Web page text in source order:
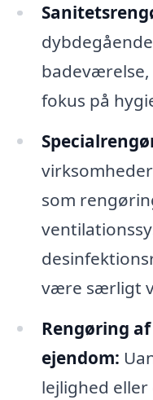
fokus på
som
være særligt
Rengøring
ejendom:
lejlighed